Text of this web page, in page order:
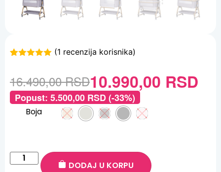
na osnovu
ocene kupca
(1 recenzija korisnika)
16.490,00RSD10.990,00 RSD
Popust: 5.500,00 RSD(-33%)
DODAJ U KORPU